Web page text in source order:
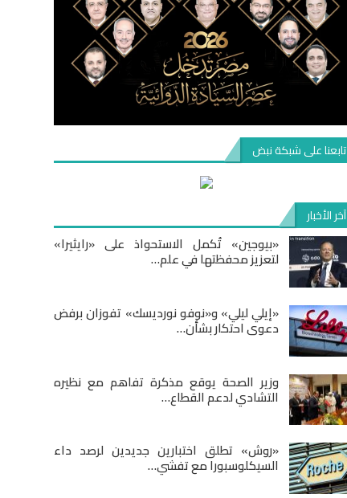
تابعنا على شبكة نبض
آخر الأخبار
«بيوجين» تُكمل الاستحواذ على «رايثيرا»
لتعزيز محفظتها في علم…
«إيلي ليلي» و«نوفو نورديسك» تفوزان برفض
دعوى احتكار بشأن…
وزير الصحة يوقع مذكرة تفاهم مع نظيره
التشادي لدعم القطاع…
«روش» تطلق اختبارين جديدين لرصد داء
السيكلوسبورا مع تفشي…